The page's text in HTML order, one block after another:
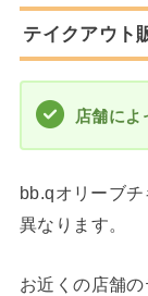
テイクアウト
店舗によ
bb.qオリーブ
異なります。
お近くの店舗